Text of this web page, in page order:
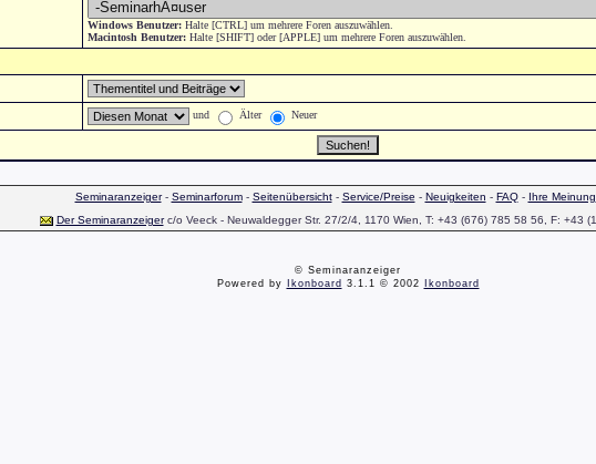
Windows Benutzer:Halte [CTRL] um mehrere Foren auszuwählen.
Macintosh Benutzer:Halte [SHIFT] oder [APPLE] um mehrere Foren auszuwählen.
und Älter Neuer
Seminaranzeiger- Seminarforum- Seitenübersicht- Service/Preise - Neuigkeiten - FAQ- Ihre Meinung
Der Seminaranzeigerc/o Veeck - Neuwaldegger Str. 27/2/4, 1170 Wien, T: +43 (676) 785 58 56, F: +43
© Seminaranzeiger
Powered by
Ikonboard 3.1.1 © 2002 Ikonboard